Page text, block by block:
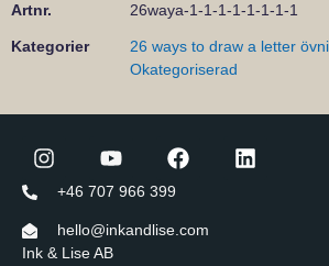
Artnr. 26waya-1-1-1-1-1-1-1-1
Kategorier 26 ways to draw a letter
Okategoriserad
+46 707 966 399
hello@inkandlise.com
Ink & Lise AB